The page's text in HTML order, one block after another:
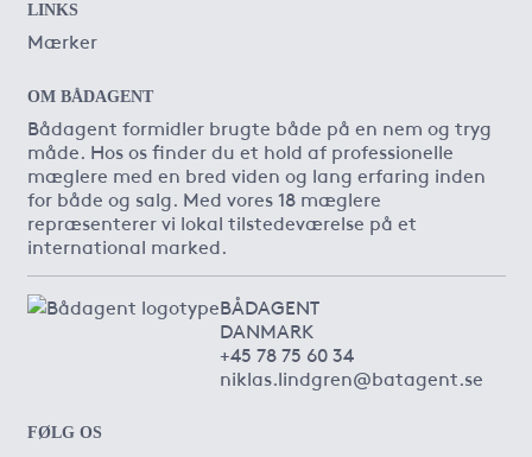
LINKS
Mærker
OM BÅDAGENT
Bådagent formidler brugte både på en nem og tryg
måde. Hos os finder du et hold af professionelle
mæglere med en bred viden og lang erfaring inden
for både og salg. Med vores 18 mæglere
repræsenterer vi lokal tilstedeværelse på et
international marked.
BÅDAGENT
DANMARK
+45 78 75 60 34
niklas.lindgren@batagent.se
FØLG OS